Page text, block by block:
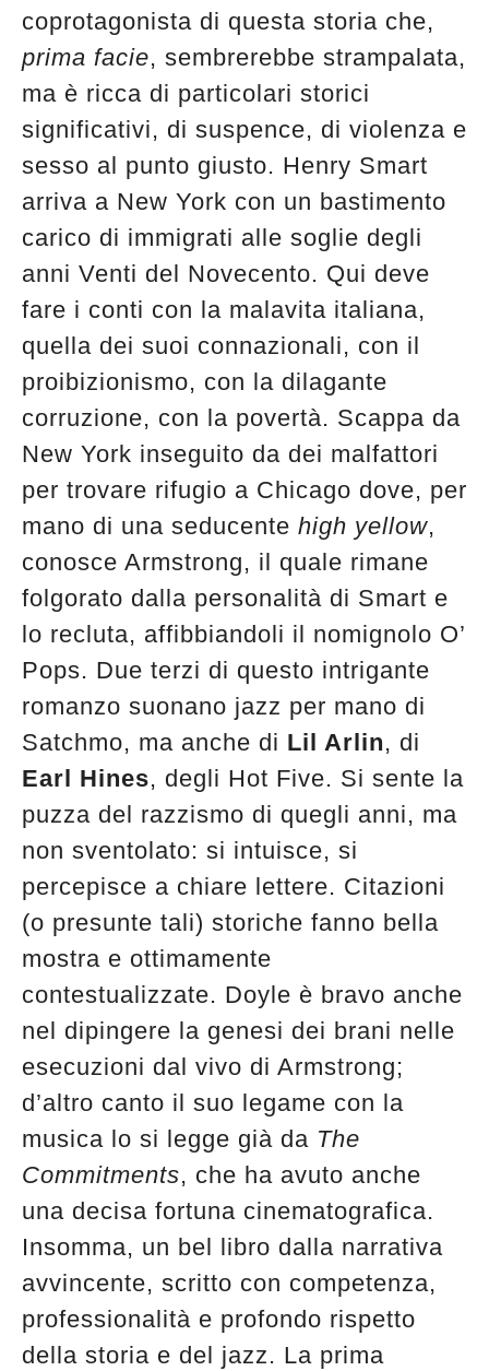
coprotagonista di questa storia che,
prima facie, sembrerebbe strampalata,
ma è ricca di particolari storici
significativi, di suspence, di violenza e
sesso al punto giusto. Henry Smart
arriva a New York con un bastimento
carico di immigrati alle soglie degli
anni Venti del Novecento. Qui deve
fare i conti con la malavita italiana,
quella dei suoi connazionali, con il
proibizionismo, con la dilagante
corruzione, con la povertà. Scappa da
New York inseguito da dei malfattori
per trovare rifugio a Chicago dove, per
mano di una seducente high yellow,
conosce Armstrong, il quale rimane
folgorato dalla personalità di Smart e
lo recluta, affibbiandoli il nomignolo O’
Pops. Due terzi di questo intrigante
romanzo suonano jazz per mano di
Satchmo, ma anche di Lil Arlin, di
Earl Hines, degli Hot Five. Si sente la
puzza del razzismo di quegli anni, ma
non sventolato: si intuisce, si
percepisce a chiare lettere. Citazioni
(o presunte tali) storiche fanno bella
mostra e ottimamente
contestualizzate. Doyle è bravo anche
nel dipingere la genesi dei brani nelle
esecuzioni dal vivo di Armstrong;
d’altro canto il suo legame con la
musica lo si legge già da The
Commitments, che ha avuto anche
una decisa fortuna cinematografica.
Insomma, un bel libro dalla narrativa
avvincente, scritto con competenza,
professionalità e profondo rispetto
della storia e del jazz. La prima